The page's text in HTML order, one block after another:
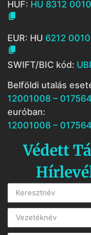
HUF: HU 8312

EUR: HU 6212

SWIFT/BIC kód:
Belföldi utalás
12001008 –
euróban:
12001008 –
Védett